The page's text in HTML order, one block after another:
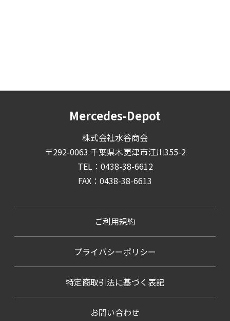
Mercedes-Depot
株式会社水谷商会
〒292-0063 千葉県木更津市江川355-2
TEL：0438-38-6612
FAX：0438-38-6613
ご利用規約
プライバシーポリシー
特定商取引法に基づく表記
お問い合わせ